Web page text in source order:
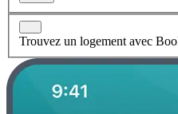
Trouvez un logement avec